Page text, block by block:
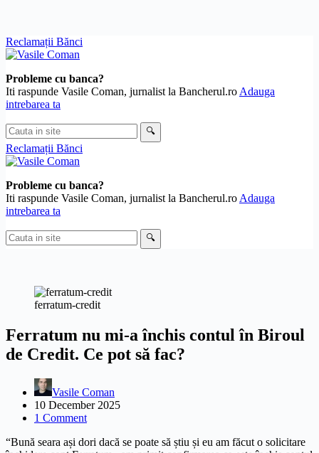
Skip
to
Reclamații Bănci
Probleme cu banca?
Iti raspunde Vasile Coman, jurnalist la Bancherul.ro Adauga
intrebarea ta
Cauta
in
site
🔍
Reclamații Bănci
Probleme cu banca?
Iti raspunde Vasile Coman, jurnalist la Bancherul.ro Adauga
intrebarea ta
Cauta
in
🔍
ferratum-credit
Ferratum nu mi-a închis contul în Biroul
de Credit. Ce pot să fac?
Vasile Coman
10 December 2025
1 Comment
“Bună seara ași dori dacă se poate să știu și eu am făcut o solicitare